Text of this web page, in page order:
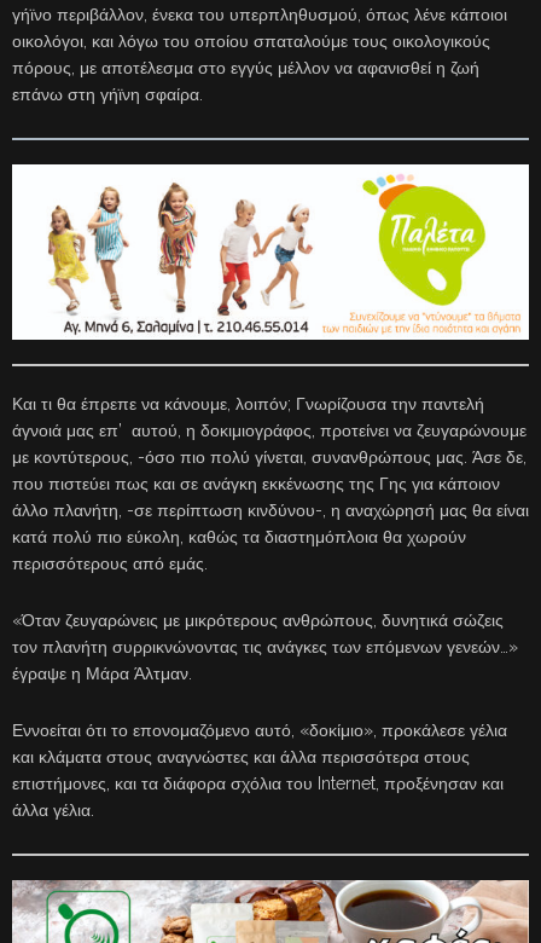
γήϊνο περιβάλλον, ένεκα του υπερπληθυσμού, όπως λένε κάποιοι
οικολόγοι, και λόγω του οποίου σπαταλούμε τους οικολογικούς
πόρους, με αποτέλεσμα στο εγγύς μέλλον να αφανισθεί η ζωή
επάνω στη γήϊνη σφαίρα.
Και τι θα έπρεπε να κάνουμε, λοιπόν; Γνωρίζουσα την παντελή
άγνοιά μας επ’ αυτού, η δοκιμιογράφος, προτείνει να ζευγαρώνουμε
με κοντύτερους, -όσο πιο πολύ γίνεται, συνανθρώπους μας. Άσε δε,
που πιστεύει πως και σε ανάγκη εκκένωσης της Γης για κάποιον
άλλο πλανήτη, -σε περίπτωση κινδύνου-, η αναχώρησή μας θα είναι
κατά πολύ πιο εύκολη, καθώς τα διαστημόπλοια θα χωρούν
περισσότερους από εμάς.
«Όταν ζευγαρώνεις με μικρότερους ανθρώπους, δυνητικά σώζεις
τον πλανήτη συρρικνώνοντας τις ανάγκες των επόμενων γενεών…»
έγραψε η Μάρα Άλτμαν.
Εννοείται ότι το επονομαζόμενο αυτό, «δοκίμιο», προκάλεσε γέλια
και κλάματα στους αναγνώστες και άλλα περισσότερα στους
επιστήμονες, και τα διάφορα σχόλια του Internet, προξένησαν και
άλλα γέλια.